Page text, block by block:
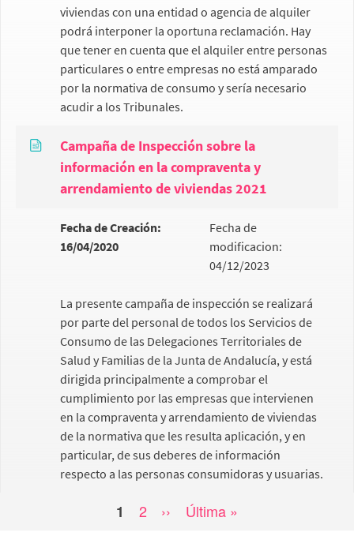
viviendas con una entidad o agencia de alquiler
podrá interponer la oportuna reclamación. Hay
que tener en cuenta que el alquiler entre personas
particulares o entre empresas no está amparado
por la normativa de consumo y sería necesario
acudir a los Tribunales.
Campaña de Inspección sobre la
información en la compraventa y
arrendamiento de viviendas 2021
Fecha de Creación:
16/04/2020
Fecha de
modificacion:
04/12/2023
La presente campaña de inspección se realizará
por parte del personal de todos los Servicios de
Consumo de las Delegaciones Territoriales de
Salud y Familias de la Junta de Andalucía, y está
dirigida principalmente a comprobar el
cumplimiento por las empresas que intervienen
en la compraventa y arrendamiento de viviendas
de la normativa que les resulta aplicación, y en
particular, de sus deberes de información
respecto a las personas consumidoras y usuarias.
Página
1 Página
2
Siguiente
››
Última
Última »